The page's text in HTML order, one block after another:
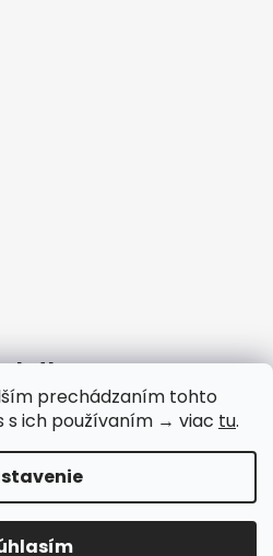
prechádzaním tohto
s ich používaním → viac tu.
platby
. Všetky práva vyhradené.
cookies